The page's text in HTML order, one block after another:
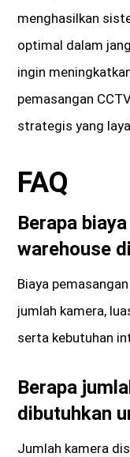
menghasilkan
optimal dalam
ingin
pemasangan
strategis yang
FAQ
Berapa
warehouse
Biaya
jumlah kamera,
serta kebutuhan
Berapa
dibutuhkan
Jumlah kamera